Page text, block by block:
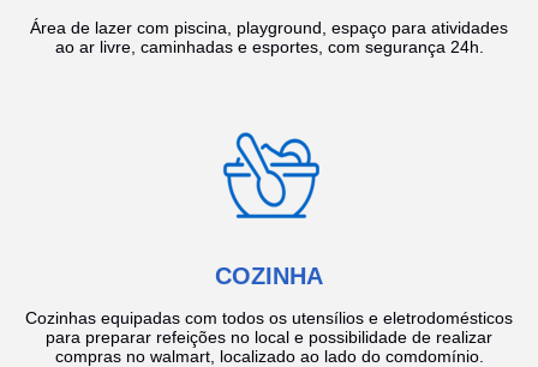
Área de lazer com piscina, playground, espaço para atividades
ao ar livre, caminhadas e esportes, com segurança 24h.
COZINHA
Cozinhas equipadas com todos os utensílios e eletrodomésticos
para preparar refeições no local e possibilidade de realizar
compras no walmart, localizado ao lado do comdomínio.